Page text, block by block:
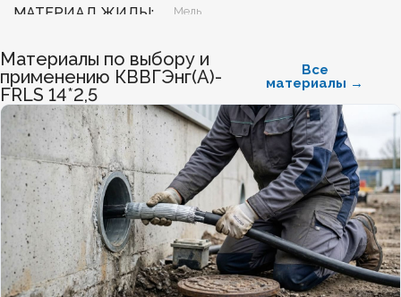
МАТЕРИАЛ ЖИЛЫ Медь
БЕЗГАЛОГЕННЫЙ Нет
ХЛАДОСТОЙКИЙ Нет
СЕЧЕНИЕ ТПЖ 1,5
ОГНЕСТОЙКИЙ Да
НАЛИЧИЕ ЭКРАНА Да
Материалы по выбору и
применению КВВГЭнг(А)-
FRLS 14*2,5
Все
материалы →